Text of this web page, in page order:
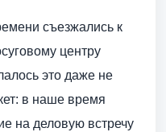
съезжались к
центру
это даже не
в наше время
на деловую встречу